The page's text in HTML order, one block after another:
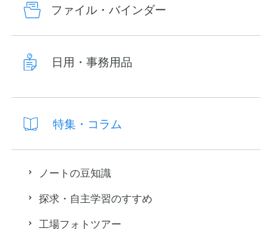
ファイル・バインダー
日用・事務用品
特集・コラム
ノートの豆知識
探求・自主学習のすすめ
工場フォトツアー